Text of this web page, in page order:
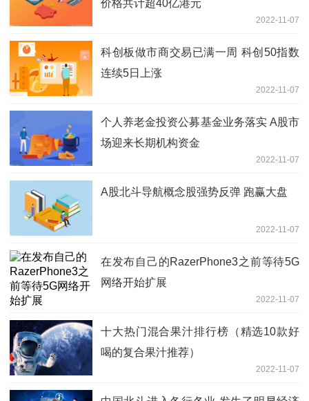
价格共计超40亿港元
2022-11-07
科创板做市商交易已满一周 科创50指数
连续5日上涨
2022-11-07
个人养老金投资公募基金业务落实 A股市
场迎来长期机构资金
2022-11-07
A股北斗导航概念股强势反弹 跑赢大盘
2022-11-07
在发布自己的RazerPhone3之前等待5G
网络开始扩展
2022-11-07
十大热门混合果汁排行榜（精选10款好
喝的复合果汁推荐）
2022-11-07